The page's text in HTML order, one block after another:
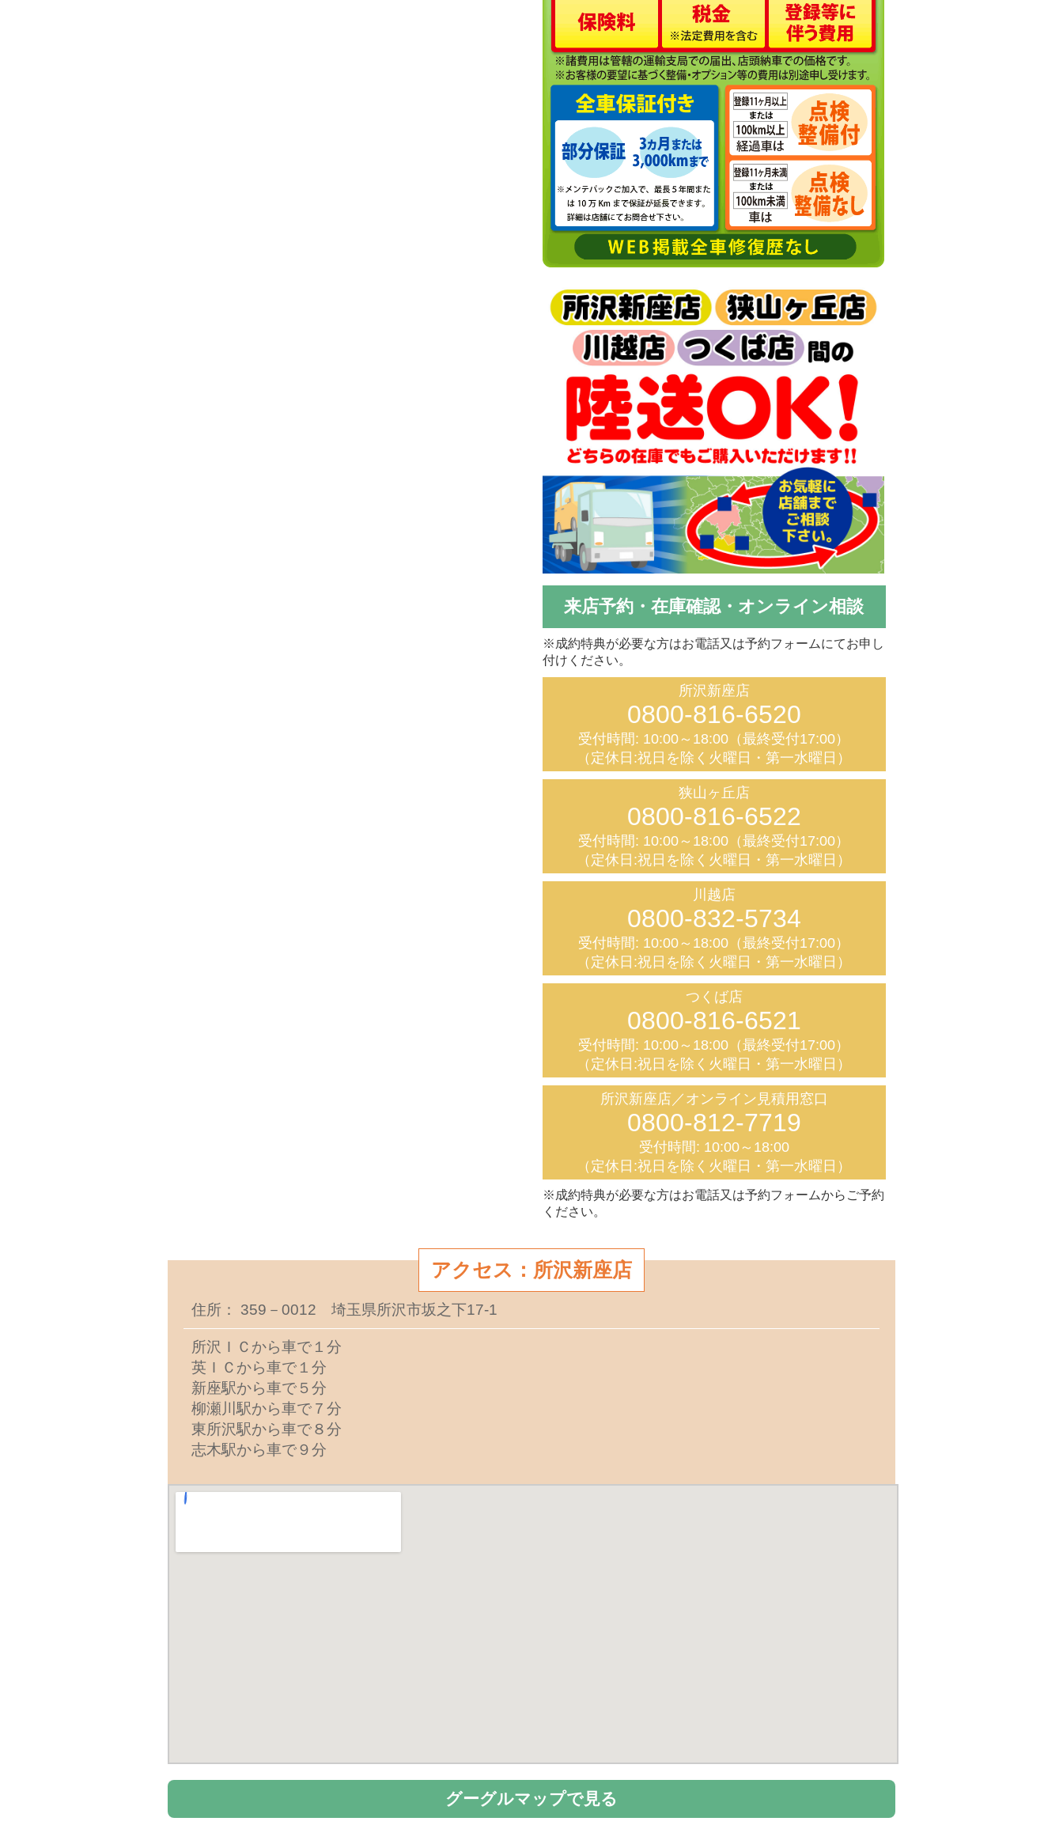
来店予約・在庫確認・オンライン相談
※成約特典が必要な方はお電話又は予約フォームにてお申し
付けください。
所沢新座店
0800-816-6520
受付時間: 10:00～18:00（最終受付17:00）
（定休日:祝日を除く火曜日・第一水曜日）
狭山ヶ丘店
0800-816-6522
受付時間: 10:00～18:00（最終受付17:00）
（定休日:祝日を除く火曜日・第一水曜日）
川越店
0800-832-5734
受付時間: 10:00～18:00（最終受付17:00）
（定休日:祝日を除く火曜日・第一水曜日）
つくば店
0800-816-6521
受付時間: 10:00～18:00（最終受付17:00）
（定休日:祝日を除く火曜日・第一水曜日）
所沢新座店／オンライン見積用窓口
0800-812-7719
受付時間: 10:00～18:00
（定休日:祝日を除く火曜日・第一水曜日）
※成約特典が必要な方はお電話又は予約フォームからご予約
ください。
アクセス：所沢新座店
住所： 359－0012 埼玉県所沢市坂之下17-1
所沢ＩＣから車で１分
英ＩＣから車で１分
新座駅から車で５分
柳瀬川駅から車で７分
東所沢駅から車で８分
志木駅から車で９分
グーグルマップで見る